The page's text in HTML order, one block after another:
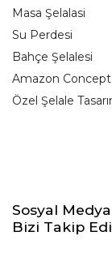
Masa Şelalasi
Su Perdesi
Bahçe Şelalesi
Amazon
Özel Şelale
Sosyal
Bizi Takip